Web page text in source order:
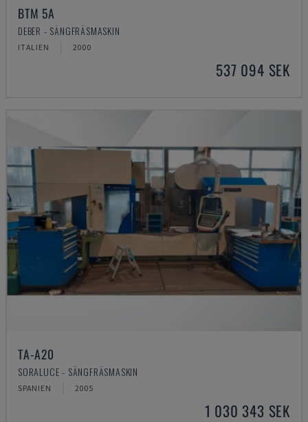
BTM 5A
DEBER - SÄNGFRÄSMASKIN
ITALIEN 2000
537 094 SEK
TA-A20
SORALUCE - SÄNGFRÄSMASKIN
SPANIEN 2005
1 030 343 SEK